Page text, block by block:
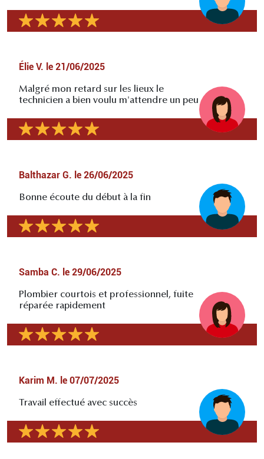
Élie V. le 21/06/2025
Malgré mon retard sur les lieux le
technicien a bien voulu m'attendre un peu
Balthazar G. le 26/06/2025
Bonne écoute du début à la fin
Samba C. le 29/06/2025
Plombier courtois et professionnel, fuite
réparée rapidement
Karim M. le 07/07/2025
Travail effectué avec succès